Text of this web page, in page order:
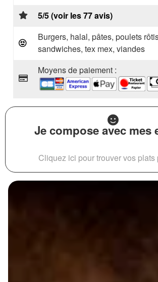
5/5 (voir les 77 avis)
Burgers, halal, pâtes, poulets
sandwiches, tex mex, viandes
Moyens de paiement :
Je compose avec mes
Cliquez ici pour trouver vos plats